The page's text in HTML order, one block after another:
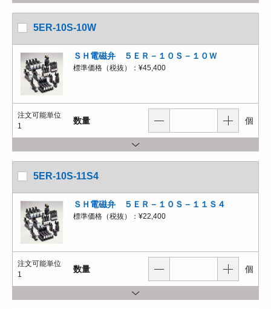
5ER-10S-10W
ＳＨ電磁弁 ５ＥＲ－１０Ｓ－１０Ｗ
標準価格（税抜）： ¥45,400
注文可能単位
1
数量 個
5ER-10S-11S4
ＳＨ電磁弁 ５ＥＲ－１０Ｓ－１１Ｓ４
標準価格（税抜）： ¥22,400
注文可能単位
1
数量 個